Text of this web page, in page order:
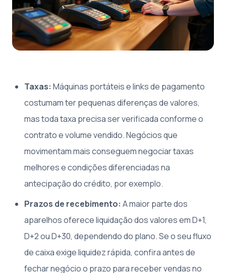
Taxas: Máquinas portáteis e links de pagamento
costumam ter pequenas diferenças de valores,
mas toda taxa precisa ser verificada conforme o
contrato e volume vendido. Negócios que
movimentam mais conseguem negociar taxas
melhores e condições diferenciadas na
antecipação do crédito, por exemplo.
Prazos de recebimento: A maior parte dos
aparelhos oferece liquidação dos valores em D+1,
D+2 ou D+30, dependendo do plano. Se o seu fluxo
de caixa exige liquidez rápida, confira antes de
fechar negócio o prazo para receber vendas no